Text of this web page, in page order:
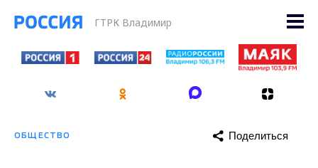
ГТРК Владимир
ОБЩЕСТВО Поделиться